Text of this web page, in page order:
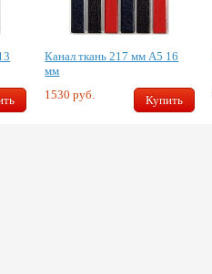
Канал ткань 217 мм А5 16
мм
1530 руб.
Купить